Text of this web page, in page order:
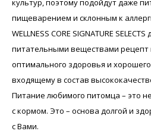
пищеварением и склонным к
WELLNESS CORE SIGNATURE
питательными веществами
оптимального здоровья и
входящему в состав
Питание любимого питомца – это
с кормом. Это – основа долгой и
с Вами.